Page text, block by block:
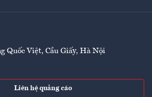
Quốc Việt, Cầu Giấy, Hà Nội
Liên hệ quảng cáo